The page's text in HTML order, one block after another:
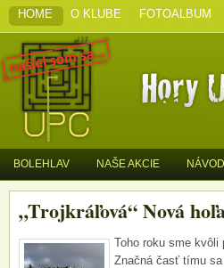
HOME O KLUBE FOTOALBUM
BOLEHLAV NAŠE AKCIE
„Trojkráľová“ Nová
Toho roku sme kvôli
Značná časť tímu